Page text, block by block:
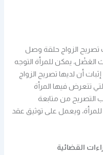
تصريح الزواج حلقة وصل
العَضْل، يمكن للمرأة التوجه
أن لديها تصريح الزواج
تتعرض فيها المرأة
التصريح من متابعة
للمرأة، ويعمل على توثيق عقد